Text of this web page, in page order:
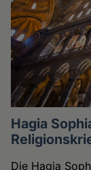
Hagia
Die Hagia